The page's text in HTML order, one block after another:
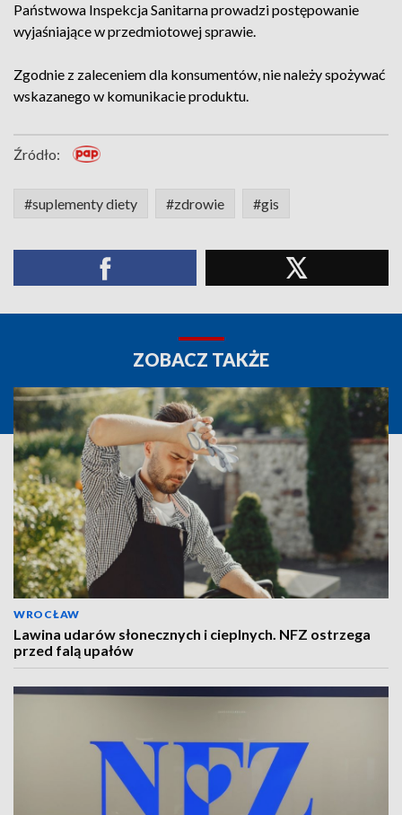
Państwowa Inspekcja Sanitarna prowadzi postępowanie
wyjaśniające w przedmiotowej sprawie.
Zgodnie z zaleceniem dla konsumentów, nie należy spożywać
wskazanego w komunikacie produktu.
Źródło:
#suplementy diety #zdrowie #gis
ZOBACZ TAKŻE
WROCŁAW
Lawina udarów słonecznych i cieplnych. NFZ ostrzega
przed falą upałów